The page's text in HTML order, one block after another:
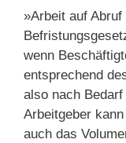
»Arbeit auf
wenn
entsprechend
also nach
Arbeitgeber
auch das